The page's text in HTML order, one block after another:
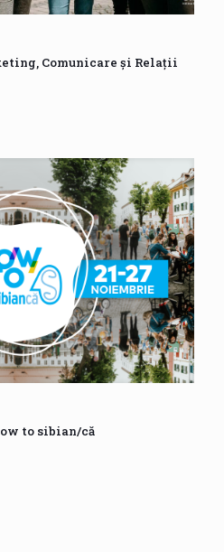
Comunicare și Relații
to sibian/că